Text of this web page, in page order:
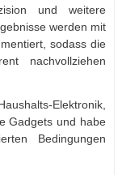
und weitere
werden mit
sodass die
nachvollziehen
Elektronik,
Gadgets und habe
Bedingungen